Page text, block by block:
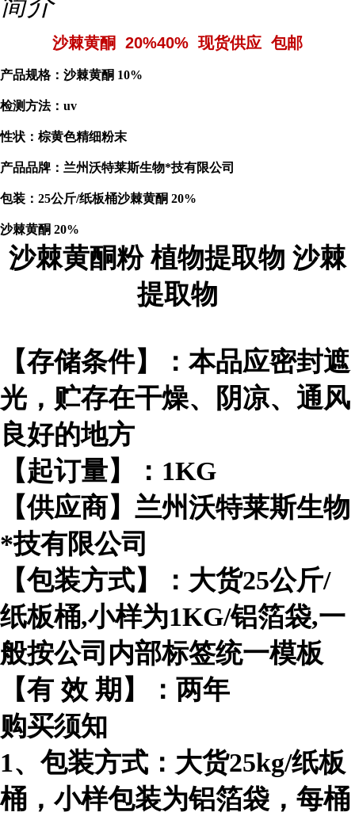
沙棘黄酮 20%40% 现货供应 包邮
产品规格：沙棘黄酮 10%
检测方法：uv
性状：棕黄色精细粉末
产品品牌：兰州沃特莱斯生物*技有限公司
包装：25公斤/纸板桶沙棘黄酮 20%
沙棘黄酮 20%
沙棘黄酮粉 植物提取物 沙棘
提取物
【存储条件】：本品应密封遮
光，贮存在干燥、阴凉、通风
良好的地方
【起订量】：1KG
【供应商】兰州沃特莱斯生物
*技有限公司
【包装方式】：大货25公斤/
纸板桶,小样为1KG/铝箔袋,一
般按公司内部标签统一模板
【有 效 期】：两年
购买须知
1、包装方式：大货25kg/纸板
桶，小样包装为铝箔袋，每桶